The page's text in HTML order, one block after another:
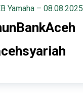
Yamaha – 08.08.2025